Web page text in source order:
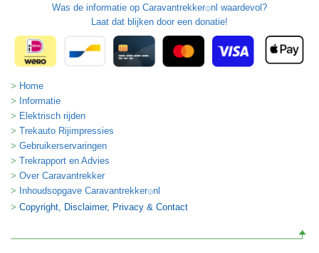
Was de informatie op Caravantrekker🙂nl waardevol?
Laat dat blijken door een donatie!
Home
Informatie
Elektrisch rijden
Trekauto Rijimpressies
Gebruikerservaringen
Trekrapport en Advies
Over Caravantrekker
Inhoudsopgave Caravantrekker🙂nl
Copyright, Disclaimer, Privacy & Contact